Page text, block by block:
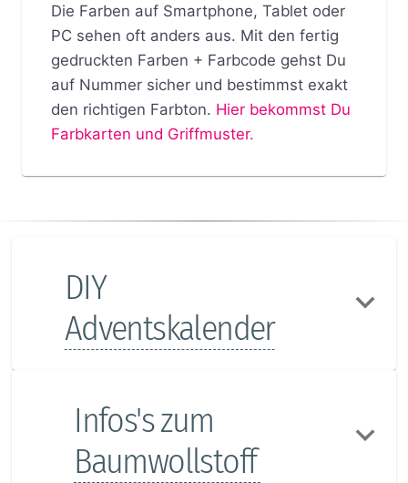
Die Farben auf Smartphone, Tablet oder
PC sehen oft anders aus. Mit den fertig
gedruckten Farben + Farbcode gehst Du
auf Nummer sicher und bestimmst exakt
den richtigen Farbton. Hier bekommst Du
Farbkarten und Griffmuster.
DIY
Adventskalender
Infos's zum
Baumwollstoff